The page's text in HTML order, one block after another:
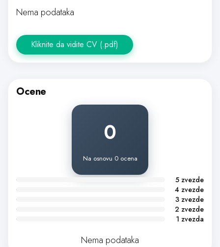
Nema podataka
Kliknite da vidite CV (.pdf)
Ocene
0
Na osnovu 0 ocena
5 zvezde
4 zvezde
3 zvezde
2 zvezde
1 zvezda
Nema podataka